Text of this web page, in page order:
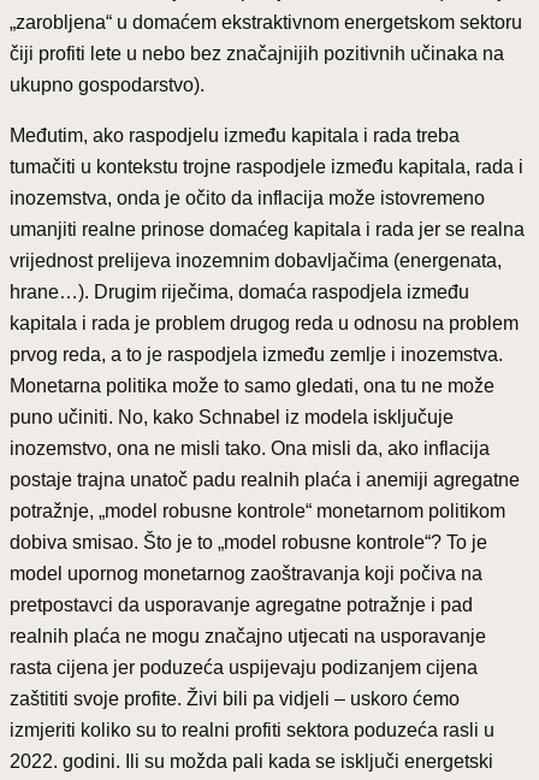
„zarobljena“ u domaćem ekstraktivnom energetskom sektoru
čiji profiti lete u nebo bez značajnijih pozitivnih učinaka na
ukupno gospodarstvo).
Međutim, ako raspodjelu između kapitala i rada treba
tumačiti u kontekstu trojne raspodjele između kapitala, rada i
inozemstva, onda je očito da inflacija može istovremeno
umanjiti realne prinose domaćeg kapitala i rada jer se realna
vrijednost prelijeva inozemnim dobavljačima (energenata,
hrane…). Drugim riječima, domaća raspodjela između
kapitala i rada je problem drugog reda u odnosu na problem
prvog reda, a to je raspodjela između zemlje i inozemstva.
Monetarna politika može to samo gledati, ona tu ne može
puno učiniti. No, kako Schnabel iz modela isključuje
inozemstvo, ona ne misli tako. Ona misli da, ako inflacija
postaje trajna unatoč padu realnih plaća i anemiji agregatne
potražnje, „model robusne kontrole“ monetarnom politikom
dobiva smisao. Što je to „model robusne kontrole“? To je
model upornog monetarnog zaoštravanja koji počiva na
pretpostavci da usporavanje agregatne potražnje i pad
realnih plaća ne mogu značajno utjecati na usporavanje
rasta cijena jer poduzeća uspijevaju podizanjem cijena
zaštititi svoje profite. Živi bili pa vidjeli – uskoro ćemo
izmjeriti koliko su to realni profiti sektora poduzeća rasli u
2022. godini. Ili su možda pali kada se isključi energetski